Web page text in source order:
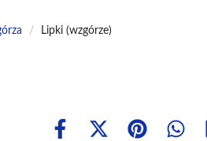
/ Lipki (wzgórze)
Share
Share Share Share